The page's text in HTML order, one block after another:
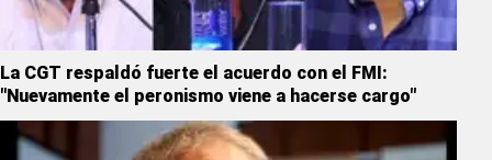
La CGT respaldó fuerte el acuerdo con el FMI:
"Nuevamente el peronismo viene a hacerse cargo"